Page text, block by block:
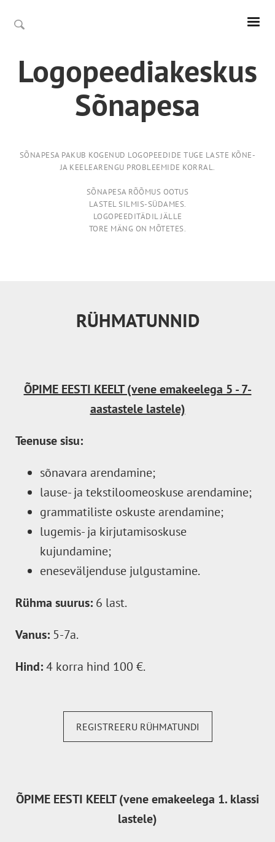
Logopeediakeskus
Sõnapesa
SÕNAPESA PAKUB KOGENUD LOGOPEEDIDE TUGE LASTE KÕNE-
JA KEELEARENGU PROBLEEMIDE KORRAL.
SÕNAPESA RÕÕMUS OOTUS
LASTEL SILMIS-SÜDAMES.
LOGOPEEDITÄDIL JÄLLE
TORE MÄNG ON MÕTETES.
RÜHMATUNNID
ÕPIME EESTI KEELT (vene emakeelega 5 - 7-
aastastele lastele)
Teenuse sisu:
sõnavara arendamine;
lause- ja tekstiloomeoskuse arendamine;
grammatiliste oskuste arendamine;
lugemis- ja kirjutamisoskuse
kujundamine;
eneseväljenduse julgustamine.
Rühma suurus: 6 last.
Vanus: 5-7a.
Hind:4 korra hind 100 €.
REGISTREERU RÜHMATUNDI
ÕPIME EESTI KEELT (vene emakeelega 1. klassi
lastele)